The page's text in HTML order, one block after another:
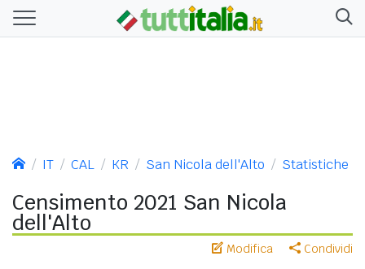
IT CAL KR San Nicola dell'Alto Statistiche
Censimento 2021 San Nicola
dell'Alto
Modifica Condividi